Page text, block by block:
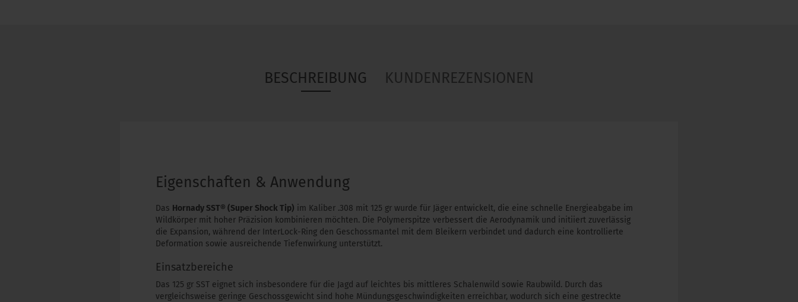
BESCHREIBUNG KUNDENREZENSIONEN
Eigenschaften & Anwendung
Das Hornady SST® (Super Shock Tip) im Kaliber .308 mit 125 gr wurde für Jäger entwickelt, die eine schnelle Energieabgabe im
Wildkörper mit hoher Präzision kombinieren möchten. Die Polymerspitze verbessert die Aerodynamik und initiiert zuverlässig
die Expansion, während der InterLock-Ring den Geschossmantel mit dem Bleikern verbindet und dadurch eine kontrollierte
Deformation sowie ausreichende Tiefenwirkung unterstützt.
Einsatzbereiche
Das 125 gr SST eignet sich insbesondere für die Jagd auf leichtes bis mittleres Schalenwild sowie Raubwild. Durch das
vergleichsweise geringe Geschossgewicht sind hohe Mündungsgeschwindigkeiten erreichbar, wodurch sich eine gestreckte